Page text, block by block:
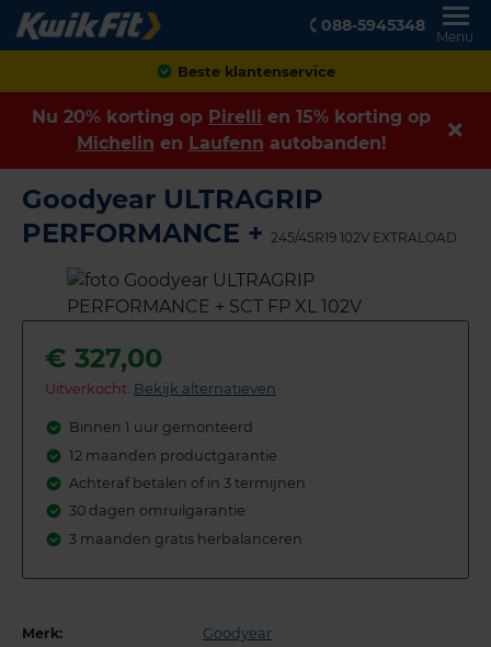
088-5945348
Menu
Achteraf betalen
Nu 20% korting op Pirelli en 15% korting op
Michelin en Laufenn autobanden!
Goodyear ULTRAGRIP
PERFORMANCE + 245/45R19 102V EXTRALOAD
€ 327,00
Uitverkocht: Bekijk alternatieven
Binnen 1 uur gemonteerd
12 maanden productgarantie
Achteraf betalen of in 3 termijnen
30 dagen omruilgarantie
3 maanden gratis herbalanceren
Merk: Goodyear